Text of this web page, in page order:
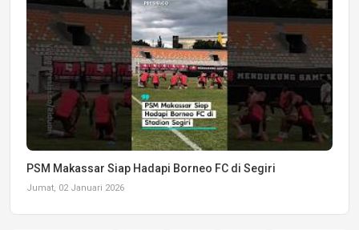
PSM Makassar Siap Hadapi Borneo FC di Segiri
Jumat, 02 Januari 2026